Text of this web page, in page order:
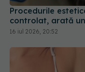
16 iul 2026, 20:52